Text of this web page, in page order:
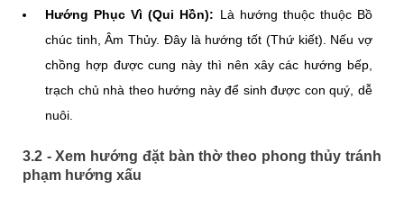
Hướng Phục Vì (Qui Hồn): Là hướng thuộc thuộc Bồ
chúc tinh, Âm Thủy. Đây là hướng tốt (Thứ kiết). Nếu vợ
chồng hợp được cung này thì nên xây các hướng bếp,
trạch chủ nhà theo hướng này để sinh được con quý, dễ
nuôi.
3.2 - Xem hướng đặt bàn thờ theo phong thủy tránh
phạm hướng xấu